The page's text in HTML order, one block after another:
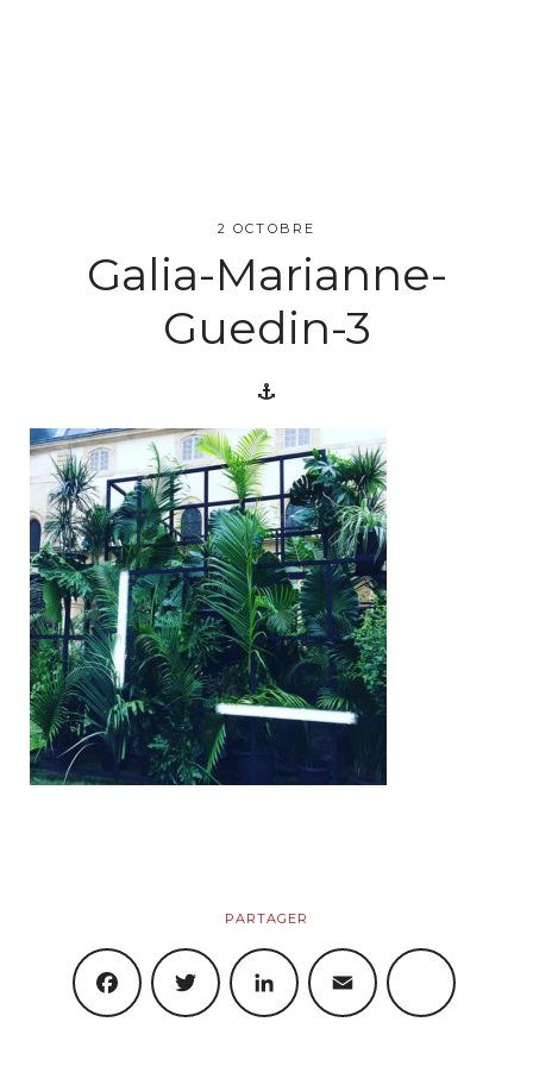
L’atelier
Créations
Végétale
Créations
Artistiques
Objets
Boutique
Produits
Mon Compte
Blog
2 OCTOBRE
Galia-Marianne-
Guedin-3
PARTAGER
FACEBOOKTWITTER LINKEDIN EMAIL SHARE